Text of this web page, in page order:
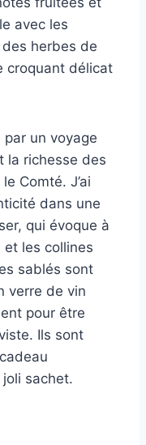
avec les
herbes de
croquant délicat
par un voyage
la richesse des
Comté. J’ai
dans une
qui évoque à
les collines
sablés sont
verre de vin
pour être
Ils sont
sachet.